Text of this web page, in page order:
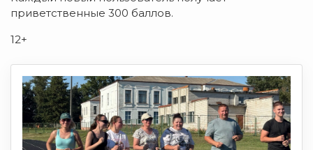
приветственные 300 баллов.
12+